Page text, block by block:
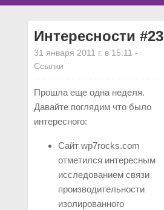
Интересности #23
31 января 2011 г. в 15:11 -
Ссылки
Прошла еще одна неделя.
Давайте поглядим что было
интересного:
Сайт wp7rocks.com
отметился интересным
исследованием связи
производительности
изолированного